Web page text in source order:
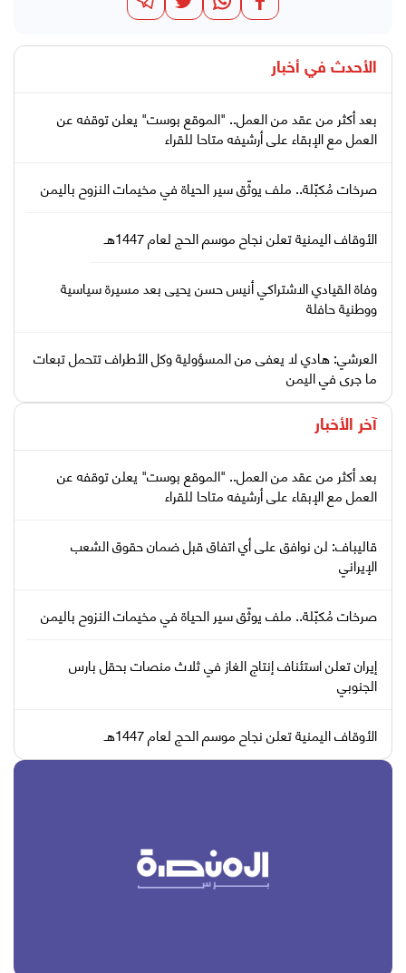
الأحدث في أخبار
بعد أكثر من عقد من العمل.. "الموقع بوست" يعلن توقفه عن
العمل مع الإبقاء على أرشيفه متاحا للقراء
صرخات مُكبّلة.. ملف يوثّق سير الحياة في مخيمات النزوح باليمن
الأوقاف اليمنية تعلن نجاح موسم الحج لعام 1447هـ
وفاة القيادي الاشتراكي أنيس حسن يحيى بعد مسيرة سياسية
ووطنية حافلة
العرشي: هادي لا يعفى من المسؤولية وكل الأطراف تتحمل تبعات
ما جرى في اليمن
آخر الأخبار
بعد أكثر من عقد من العمل.. "الموقع بوست" يعلن توقفه عن
العمل مع الإبقاء على أرشيفه متاحا للقراء
قاليباف: لن نوافق على أي اتفاق قبل ضمان حقوق الشعب
الإيراني
صرخات مُكبّلة.. ملف يوثّق سير الحياة في مخيمات النزوح باليمن
إيران تعلن استئناف إنتاج الغاز في ثلاث منصات بحقل بارس
الجنوبي
الأوقاف اليمنية تعلن نجاح موسم الحج لعام 1447هـ